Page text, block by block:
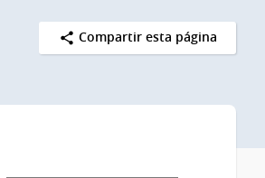
Compartir esta página